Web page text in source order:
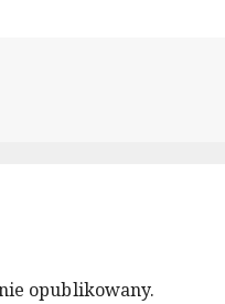
opublikowany.